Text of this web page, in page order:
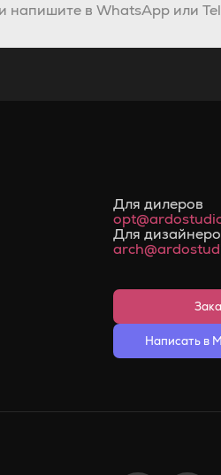
напишите в WhatsApp или
Для дилеров
Для
Написать в